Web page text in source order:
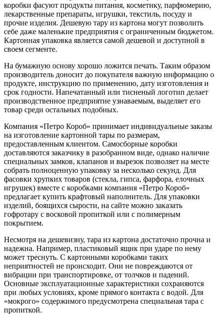
коробки фасуют продукты питания, косметику, парфюмерию,
лекарственные препараты, игрушки, текстиль, посуду и
прочие изделия. Дешевую тару из картона могут позволить
себе даже маленькие предприятия с ограниченным бюджетом.
Картонная упаковка является самой дешевой и доступной в
своем сегменте.
На бумажную основу хорошо ложится печать. Таким образом
производитель доносит до покупателя важную информацию о
продукте, инструкцию по применению, дату изготовления и
срок годности. Напечатанный или тисненый логотип делает
производственное предприятие узнаваемым, выделяет его
товар среди остальных подобных.
Компания «Петро Короб» принимает индивидуальные заказы
на изготовление картонной тары по размерам,
предоставленным клиентом. Самосборные коробки
доставляются заказчику в разобранном виде, однако наличие
специальных замков, клапанов и вырезок позволяет на месте
собрать полноценную упаковку за несколько секунд. Для
фасовки хрупких товаров (стекла, гипса, фарфора, елочных
игрушек) вместе с коробками компания «Петро Короб»
предлагает купить крафтовый наполнитель. Для упаковки
изделий, боящихся сырости, на сайте можно заказать
гофротару с восковой пропиткой или с полимерным
покрытием.
Несмотря на дешевизну, тара из картона достаточно прочна и
надежна. Например, пластиковый ящик при ударе по нему
может треснуть. С картонными коробками таких
неприятностей не происходит. Они не повреждаются от
вибрации при транспортировке, от толчков и падений.
Основные эксплуатационные характеристики сохраняются
при любых условиях, кроме прямого контакта с водой. Для
«мокрого» содержимого предусмотрена специальная тара с
пропиткой.